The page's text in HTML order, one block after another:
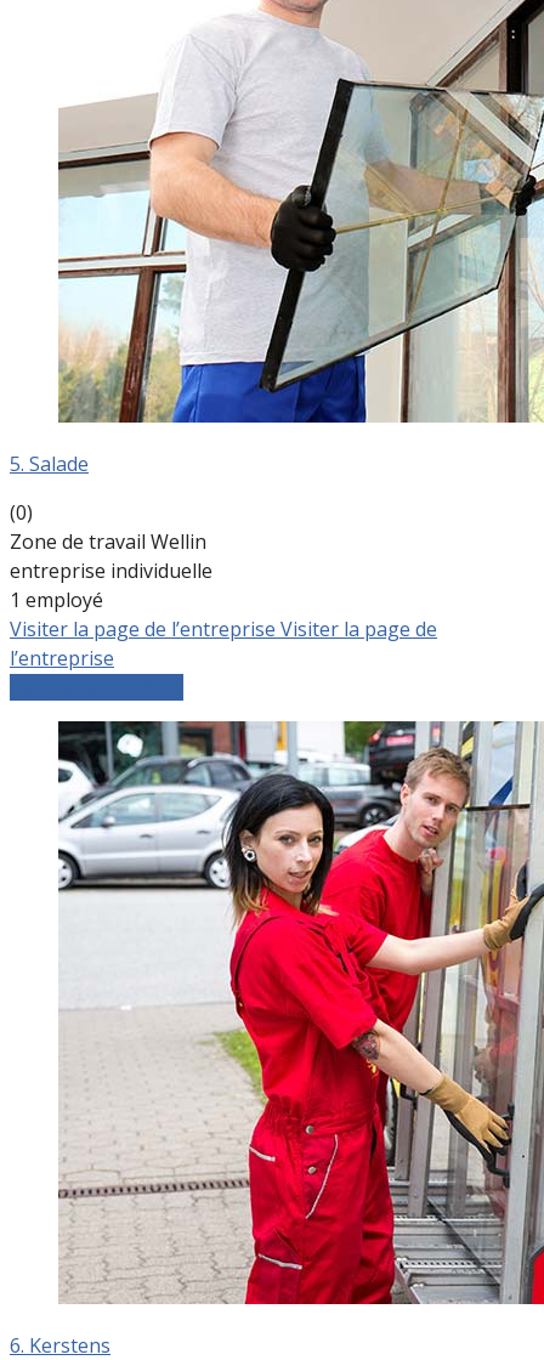
5. Salade
(0)
Zone de travail Wellin
entreprise individuelle
1 employé
Visiter la page de l’entreprise Visiter la page de
l’entreprise
6. Kerstens